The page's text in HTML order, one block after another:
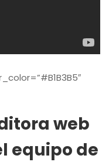
web
equipo de